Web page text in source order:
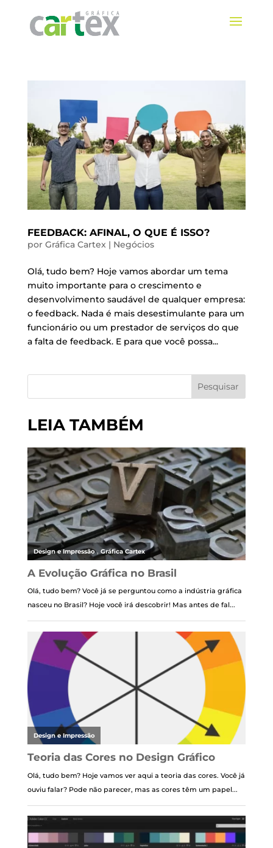
FEEDBACK: AFINAL, O QUE É ISSO?
por Gráfica Cartex| Negócios
Olá, tudo bem? Hoje vamos abordar um tema
muito importante para o crescimento e
desenvolvimento saudável de qualquer empresa:
o feedback. Nada é mais desestimulante para um
funcionário ou um prestador de serviços do que
a falta de feedback. E para que você possa...
Pesquisar
LEIA TAMBÉM